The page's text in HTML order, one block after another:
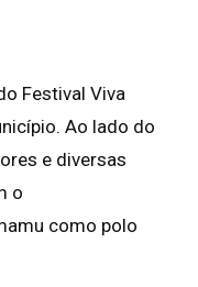
Festival Viva
Ao lado do
e diversas
o
como polo